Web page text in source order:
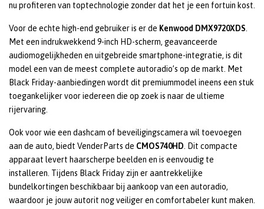
nu profiteren van toptechnologie zonder dat het je een fortuin kost.
Voor de echte high-end gebruiker is er de Kenwood DMX9720XDS
Met een indrukwekkend 9-inch HD-scherm, geavanceerde
audiomogelijkheden en uitgebreide smartphone-integratie, is dit
model een van de meest complete autoradio’s op de markt. Met
Black Friday-aanbiedingen wordt dit premiummodel ineens een stuk
toegankelijker voor iedereen die op zoek is naar de ultieme
rijervaring.
Ook voor wie een dashcam of beveiligingscamera wil toevoegen
aan de auto, biedt VenderParts de CMOS740HD . Dit compacte
apparaat levert haarscherpe beelden en is eenvoudig te
installeren. Tijdens Black Friday zijn er aantrekkelijke
bundelkortingen beschikbaar bij aankoop van een autoradio,
waardoor je jouw autorit nog veiliger en comfortabeler kunt maken.